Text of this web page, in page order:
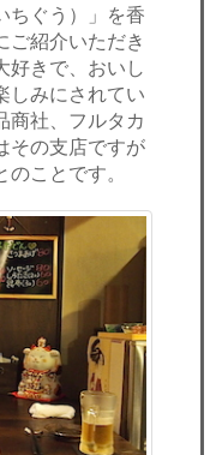
ちぐう）」を香
ご紹介いただき
好きで、おいし
しみにされてい
商社、フルタカ
その支店ですが
ことです。